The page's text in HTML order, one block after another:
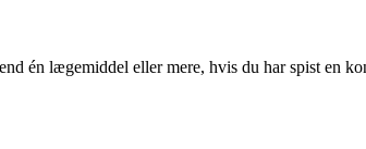
én lægemiddel eller mere, hvis du har spist en